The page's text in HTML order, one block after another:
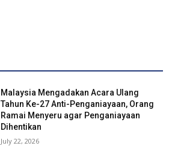
Malaysia Mengadakan Acara Ulang
Tahun Ke-27 Anti-Penganiayaan, Orang
Ramai Menyeru agar Penganiayaan
Dihentikan
July 22, 2026